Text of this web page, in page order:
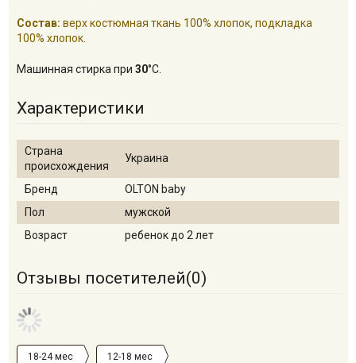
Состав: верх костюмная ткань 100% хлопок, подкладка
100% хлопок.
Машинная стирка при 30°С.
Характеристики
Страна
происхождения
Украина
Бренд
OLTON baby
Пол
мужской
Возраст
ребенок до 2 лет
Отзывы посетителей(0)
18-24 мес 12-18 мес